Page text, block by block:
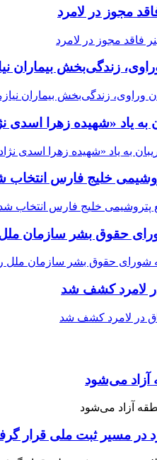
زندگی‌بخش بیماران
یاد «شهیده زهرا اسدی
خلیج فارس انتخاب
حقوق بشر سازمان
می‌شود